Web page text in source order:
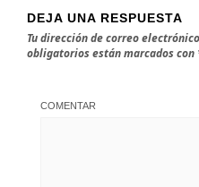
DEJA UNA RESPUESTA
Tu dirección de correo
obligatorios están marcados con
COMENTAR